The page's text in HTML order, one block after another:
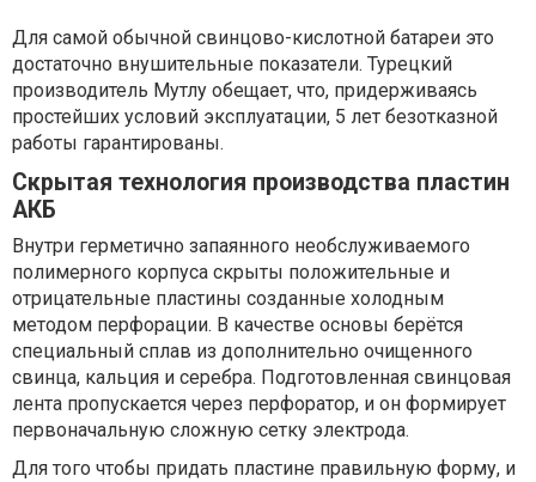
Для самой обычной свинцово-кислотной батареи это
достаточно внушительные показатели. Турецкий
производитель Мутлу обещает, что, придерживаясь
простейших условий эксплуатации, 5 лет безотказной
работы гарантированы.
Скрытая технология производства пластин
АКБ
Внутри герметично запаянного необслуживаемого
полимерного корпуса скрыты положительные и
отрицательные пластины созданные холодным
методом перфорации. В качестве основы берётся
специальный сплав из дополнительно очищенного
свинца, кальция и серебра. Подготовленная свинцовая
лента пропускается через перфоратор, и он формирует
первоначальную сложную сетку электрода.
Для того чтобы придать пластине правильную форму, и